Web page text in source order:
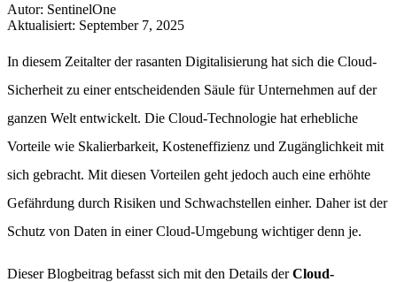
Autor: SentinelOne
Aktualisiert: September 7, 2025
In diesem Zeitalter der rasanten Digitalisierung hat sich die Cloud-
Sicherheit zu einer entscheidenden Säule für Unternehmen auf der
ganzen Welt entwickelt. Die Cloud-Technologie hat erhebliche
Vorteile wie Skalierbarkeit, Kosteneffizienz und Zugänglichkeit mit
sich gebracht. Mit diesen Vorteilen geht jedoch auch eine erhöhte
Gefährdung durch Risiken und Schwachstellen einher. Daher ist der
Schutz von Daten in einer Cloud-Umgebung wichtiger denn je.
Dieser Blogbeitrag befasst sich mit den Details derCloud-